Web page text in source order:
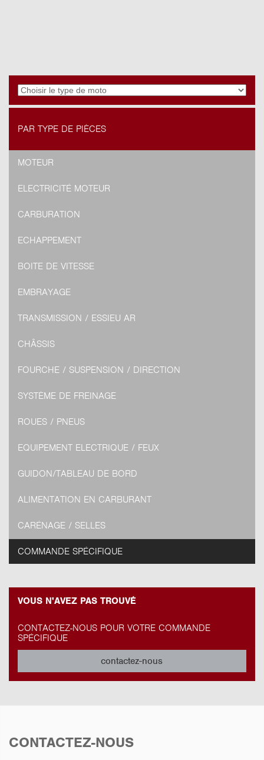
PAR TYPE DE PIÈCES
MOTEUR
ELECTRICITÉ MOTEUR
CARBURATION
ECHAPPEMENT
BOITE DE VITESSE
EMBRAYAGE
TRANSMISSION / ESSIEU AR
CHÂSSIS
FOURCHE / SUSPENSION / DIRECTION
SYSTÈME DE FREINAGE
ROUES / PNEUS
EQUIPEMENT ELECTRIQUE / FEUX
GUIDON/TABLEAU DE BORD
ALIMENTATION EN CARBURANT
CARÉNAGE / SELLES
COMMANDE SPÉCIFIQUE
VOUS N'AVEZ PAS TROUVÉ
CONTACTEZ-NOUS POUR VOTRE COMMANDE
SPÉCIFIQUE
contactez-nous
CONTACTEZ-NOUS